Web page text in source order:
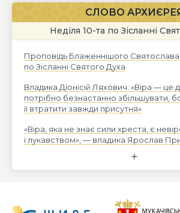
СЛОВО
Неділя 10-та по Зісланні
Проповідь Блаженнішого Святослава
по Зісланні Святого Духа
Владика Діонісій Ляхович: «Віра — це
потрібно безнастанно збільшувати,
її втратити завжди присутня»
«Віра, яка не знає сили хреста, є
і лукавством», — владика Ярослав